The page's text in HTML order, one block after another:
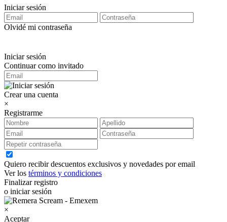
Iniciar sesión
Olvidé mi contraseña
Iniciar sesión
Continuar como invitado
Crear una cuenta
×
Registrarme
Quiero recibir descuentos exclusivos y novedades por email
Ver los términos y condiciones
Finalizar registro
o iniciar sesión
×
Aceptar